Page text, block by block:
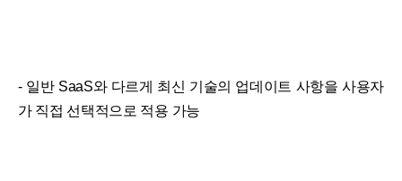
- 일반 SaaS와 다르게 최신 기술의 업데이트 사항을 사용자
가 직접 선택적으로 적용 가능